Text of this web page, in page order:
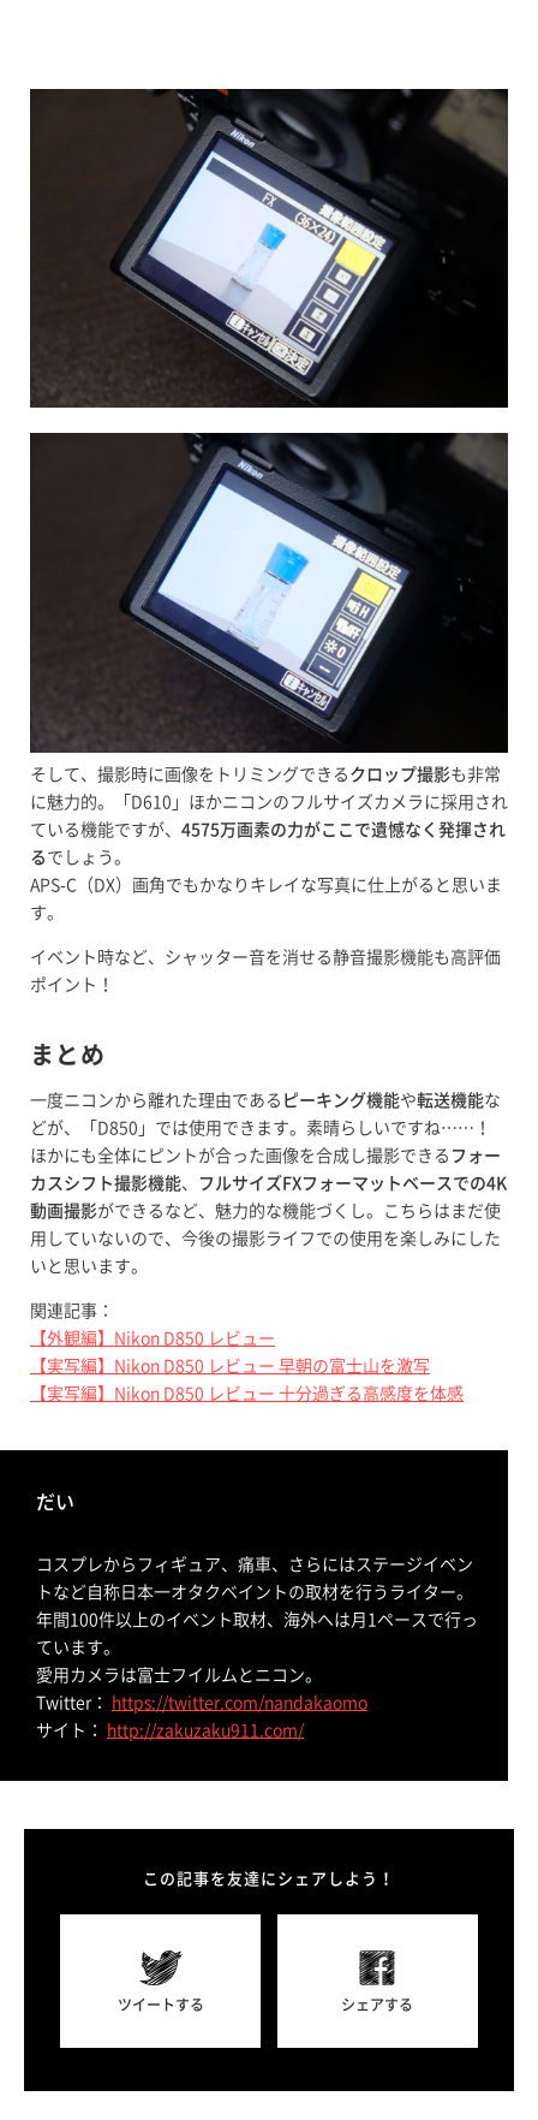
そして、撮影時に画像をトリミングできる クロップ撮影も非常
に魅力的。「D610」ほかニコンのフルサイズカメラに採用され
ている機能ですが、 4575万画素の力がここで遺憾なく発揮され
る でしょう。
APS-C（DX）画角でもかなりキレイな写真に仕上がると思いま
す。
イベント時など、シャッター音を消せる静音撮影機能も高評価
ポイント！
まとめ
一度ニコンから離れた理由である ピーキング機能や転送機能な
どが、「D850」では使用できます。素晴らしいですね……！
ほかにも全体にピントが合った画像を合成し撮影できる フォー
カスシフト撮影機能、
フルサイズFXフォーマットベースでの4K
動画撮影ができるなど、魅力的な機能づくし。こちらはまだ使
用していないので、今後の撮影ライフでの使用を楽しみにした
いと思います。
関連記事：
【外観編】Nikon D850 レビュー
【実写編】Nikon D850 レビュー 早朝の富士山を激写
【実写編】Nikon D850 レビュー 十分過ぎる高感度を体感
だい
コスプレからフィギュア、痛車、さらにはステージイベン
トなど自称日本一オタクベイントの取材を行うライター。
年間100件以上のイベント取材、海外へは月1ペースで行っ
ています。
愛用カメラは富士フイルムとニコン。
Twitter：
https://twitter.com/nandakaomo
サイト：
http://zakuzaku911.com/
この記事を友達にシェアしよう！
ツイートする シェアする